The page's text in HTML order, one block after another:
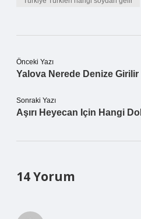
Önceki Yazı
Yalova Nerede Denize Girilir
Sonraki Yazı
Aşırı Heyecan Için Hangi
14 Yorum